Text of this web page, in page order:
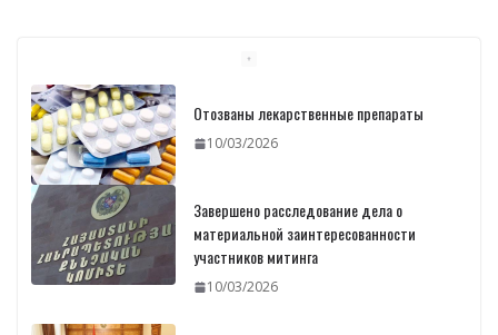
Отозваны лекарственные препараты
10/03/2026
Завершено расследование дела о
материальной заинтересованности
участников митинга
10/03/2026